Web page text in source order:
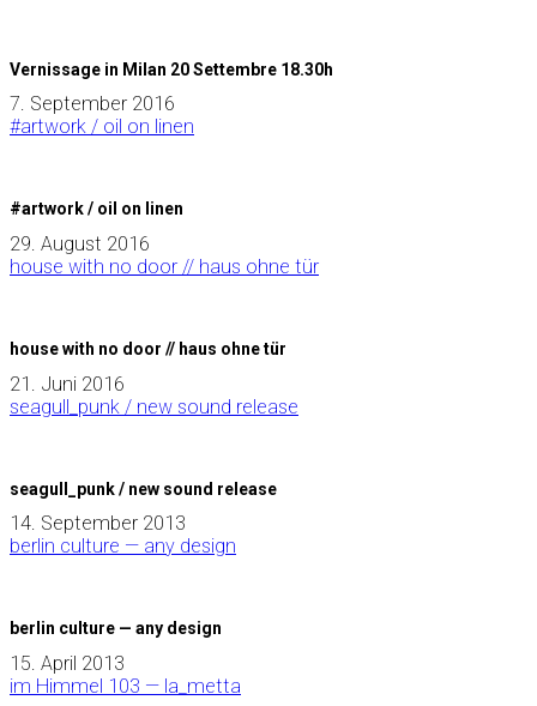
Vernissage in Milan 20 Settembre 18.30h
7. September 2016
#artwork / oil on linen
#artwork / oil on linen
29. August 2016
house with no door // haus ohne tür
house with no door // haus ohne tür
21. Juni 2016
seagull_punk / new sound release
seagull_punk / new sound release
14. September 2013
berlin culture — any design
berlin culture — any design
15. April 2013
im Himmel 103 — la_metta